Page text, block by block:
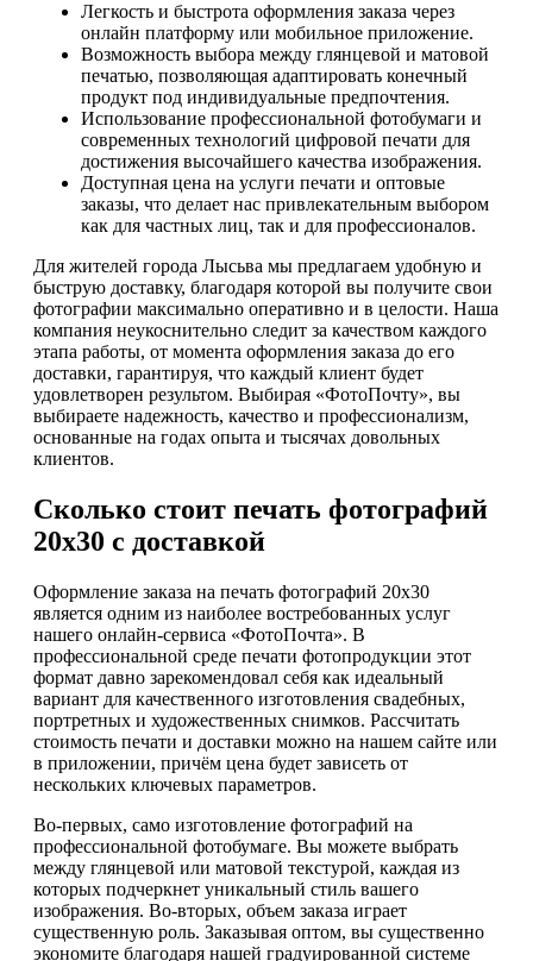
Легкость и быстрота оформления заказа через
онлайн платформу или мобильное приложение.
Возможность выбора между глянцевой и матовой
печатью, позволяющая адаптировать конечный
продукт под индивидуальные предпочтения.
Использование профессиональной фотобумаги и
современных технологий цифровой печати для
достижения высочайшего качества изображения.
Доступная цена на услуги печати и оптовые
заказы, что делает нас привлекательным выбором
как для частных лиц, так и для профессионалов.
Для жителей города Лысьва мы предлагаем удобную и
быструю доставку, благодаря которой вы получите свои
фотографии максимально оперативно и в целости. Наша
компания неукоснительно следит за качеством каждого
этапа работы, от момента оформления заказа до его
доставки, гарантируя, что каждый клиент будет
удовлетворен результом. Выбирая «ФотоПочту», вы
выбираете надежность, качество и профессионализм,
основанные на годах опыта и тысячах довольных
клиентов.
Сколько стоит печать фотографий
20х30 с доставкой
Оформление заказа на печать фотографий 20х30
является одним из наиболее востребованных услуг
нашего онлайн-сервиса «ФотоПочта». В
профессиональной среде печати фотопродукции этот
формат давно зарекомендовал себя как идеальный
вариант для качественного изготовления свадебных,
портретных и художественных снимков. Рассчитать
стоимость печати и доставки можно на нашем сайте или
в приложении, причём цена будет зависеть от
нескольких ключевых параметров.
Во-первых, само изготовление фотографий на
профессиональной фотобумаге. Вы можете выбрать
между глянцевой или матовой текстурой, каждая из
которых подчеркнет уникальный стиль вашего
изображения. Во-вторых, объем заказа играет
существенную роль. Заказывая оптом, вы существенно
экономите благодаря нашей градуированной системе